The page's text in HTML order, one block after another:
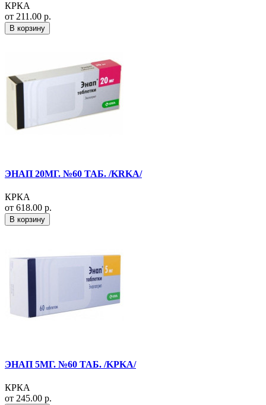
КРКА
от 211.00 р.
В корзину
ЭНАП 20МГ. №60 ТАБ. /KRKA/
КРКА
от 618.00 р.
В корзину
ЭНАП 5МГ. №60 ТАБ. /KPKA/
КРКА
от 245.00 р.